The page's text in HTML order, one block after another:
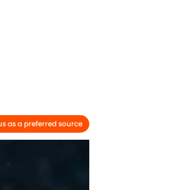
as a preferred source